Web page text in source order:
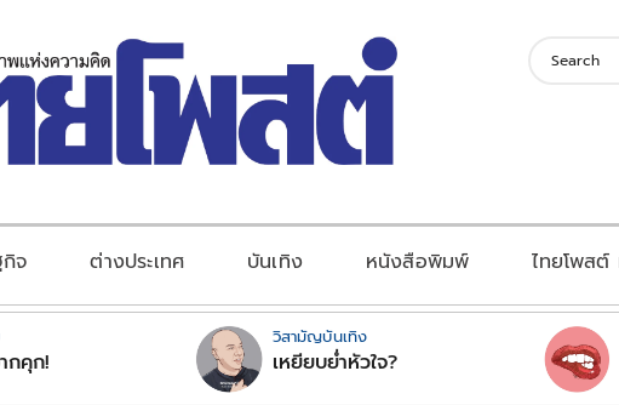
จ ต่างประเทศ บันเทิง หนังสือพิมพ์ ไทยโพสต์
กคุก!
วิสามัญบันเทิง
เหยียบย่ำหัวใจ?